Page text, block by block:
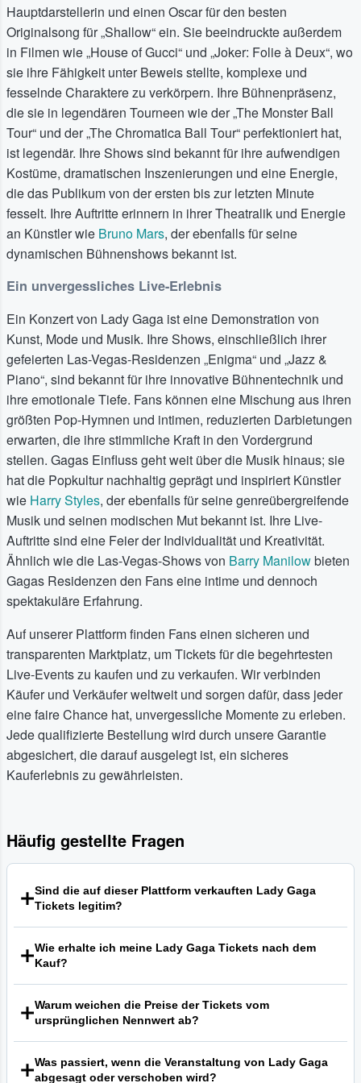
Hauptdarstellerin und einen Oscar für den besten
Originalsong für „Shallow“ ein. Sie beeindruckte außerdem
in Filmen wie „House of Gucci“ und „Joker: Folie à Deux“, wo
sie ihre Fähigkeit unter Beweis stellte, komplexe und
fesselnde Charaktere zu verkörpern. Ihre Bühnenpräsenz,
die sie in legendären Tourneen wie der „The Monster Ball
Tour“ und der „The Chromatica Ball Tour“ perfektioniert hat,
ist legendär. Ihre Shows sind bekannt für ihre aufwendigen
Kostüme, dramatischen Inszenierungen und eine Energie,
die das Publikum von der ersten bis zur letzten Minute
fesselt. Ihre Auftritte erinnern in ihrer Theatralik und Energie
an Künstler wie Bruno Mars, der ebenfalls für seine
dynamischen Bühnenshows bekannt ist.
Ein unvergessliches Live-Erlebnis
Ein Konzert von Lady Gaga ist eine Demonstration von
Kunst, Mode und Musik. Ihre Shows, einschließlich ihrer
gefeierten Las-Vegas-Residenzen „Enigma“ und „Jazz &
Piano“, sind bekannt für ihre innovative Bühnentechnik und
ihre emotionale Tiefe. Fans können eine Mischung aus ihren
größten Pop-Hymnen und intimen, reduzierten Darbietungen
erwarten, die ihre stimmliche Kraft in den Vordergrund
stellen. Gagas Einfluss geht weit über die Musik hinaus; sie
hat die Popkultur nachhaltig geprägt und inspiriert Künstler
wie Harry Styles, der ebenfalls für seine genreübergreifende
Musik und seinen modischen Mut bekannt ist. Ihre Live-
Auftritte sind eine Feier der Individualität und Kreativität.
Ähnlich wie die Las-Vegas-Shows von Barry Manilowbieten
Gagas Residenzen den Fans eine intime und dennoch
spektakuläre Erfahrung.
Auf unserer Plattform finden Fans einen sicheren und
transparenten Marktplatz, um Tickets für die begehrtesten
Live-Events zu kaufen und zu verkaufen. Wir verbinden
Käufer und Verkäufer weltweit und sorgen dafür, dass jeder
eine faire Chance hat, unvergessliche Momente zu erleben.
Jede qualifizierte Bestellung wird durch unsere Garantie
abgesichert, die darauf ausgelegt ist, ein sicheres
Kauferlebnis zu gewährleisten.
Häufig gestellte Fragen
Sind die auf dieser Plattform verkauften Lady Gaga
Tickets legitim?
Verkauf von Tickets. Jede qualifizierte Bestellung auf
unserer Plattform ist durch unsere Garantie abgedeckt, die
darauf abzielt, sicherzustellen, dass die Tickets gültig für
den Eintritt sind. Für vollständige Details und Bedingungen
lesen Sie bitte unsere Allgemeinen
Wie erhalte ich meine Lady Gaga Tickets nach dem
Kauf?
jeweiligen Ticketbeschreibung angegeben. Die gängigsten
Methoden sind elektronische Zustellung oder mobile
Tickets, die einen bequemen und schnellen Zugriff auf Ihre
Eintrittskarten ermöglichen. Überprüfen Sie die Details des
Angebots, um zu sehen, welche Methode für Ihre Tickets
Warum weichen die Preise der Tickets vom
ursprünglichen Nennwert ab?
Preise selbst festlegen. Diese Preise können je nach
Was passiert, wenn die Veranstaltung von Lady Gaga
abgesagt oder verschoben wird?